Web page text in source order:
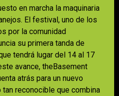
en marcha la maquinaria
El festival, uno de los
por la comunidad
su primera tanda de
tendrá lugar del 14 al 17
avance, theBasement
atrás para un nuevo
reconocible que combina